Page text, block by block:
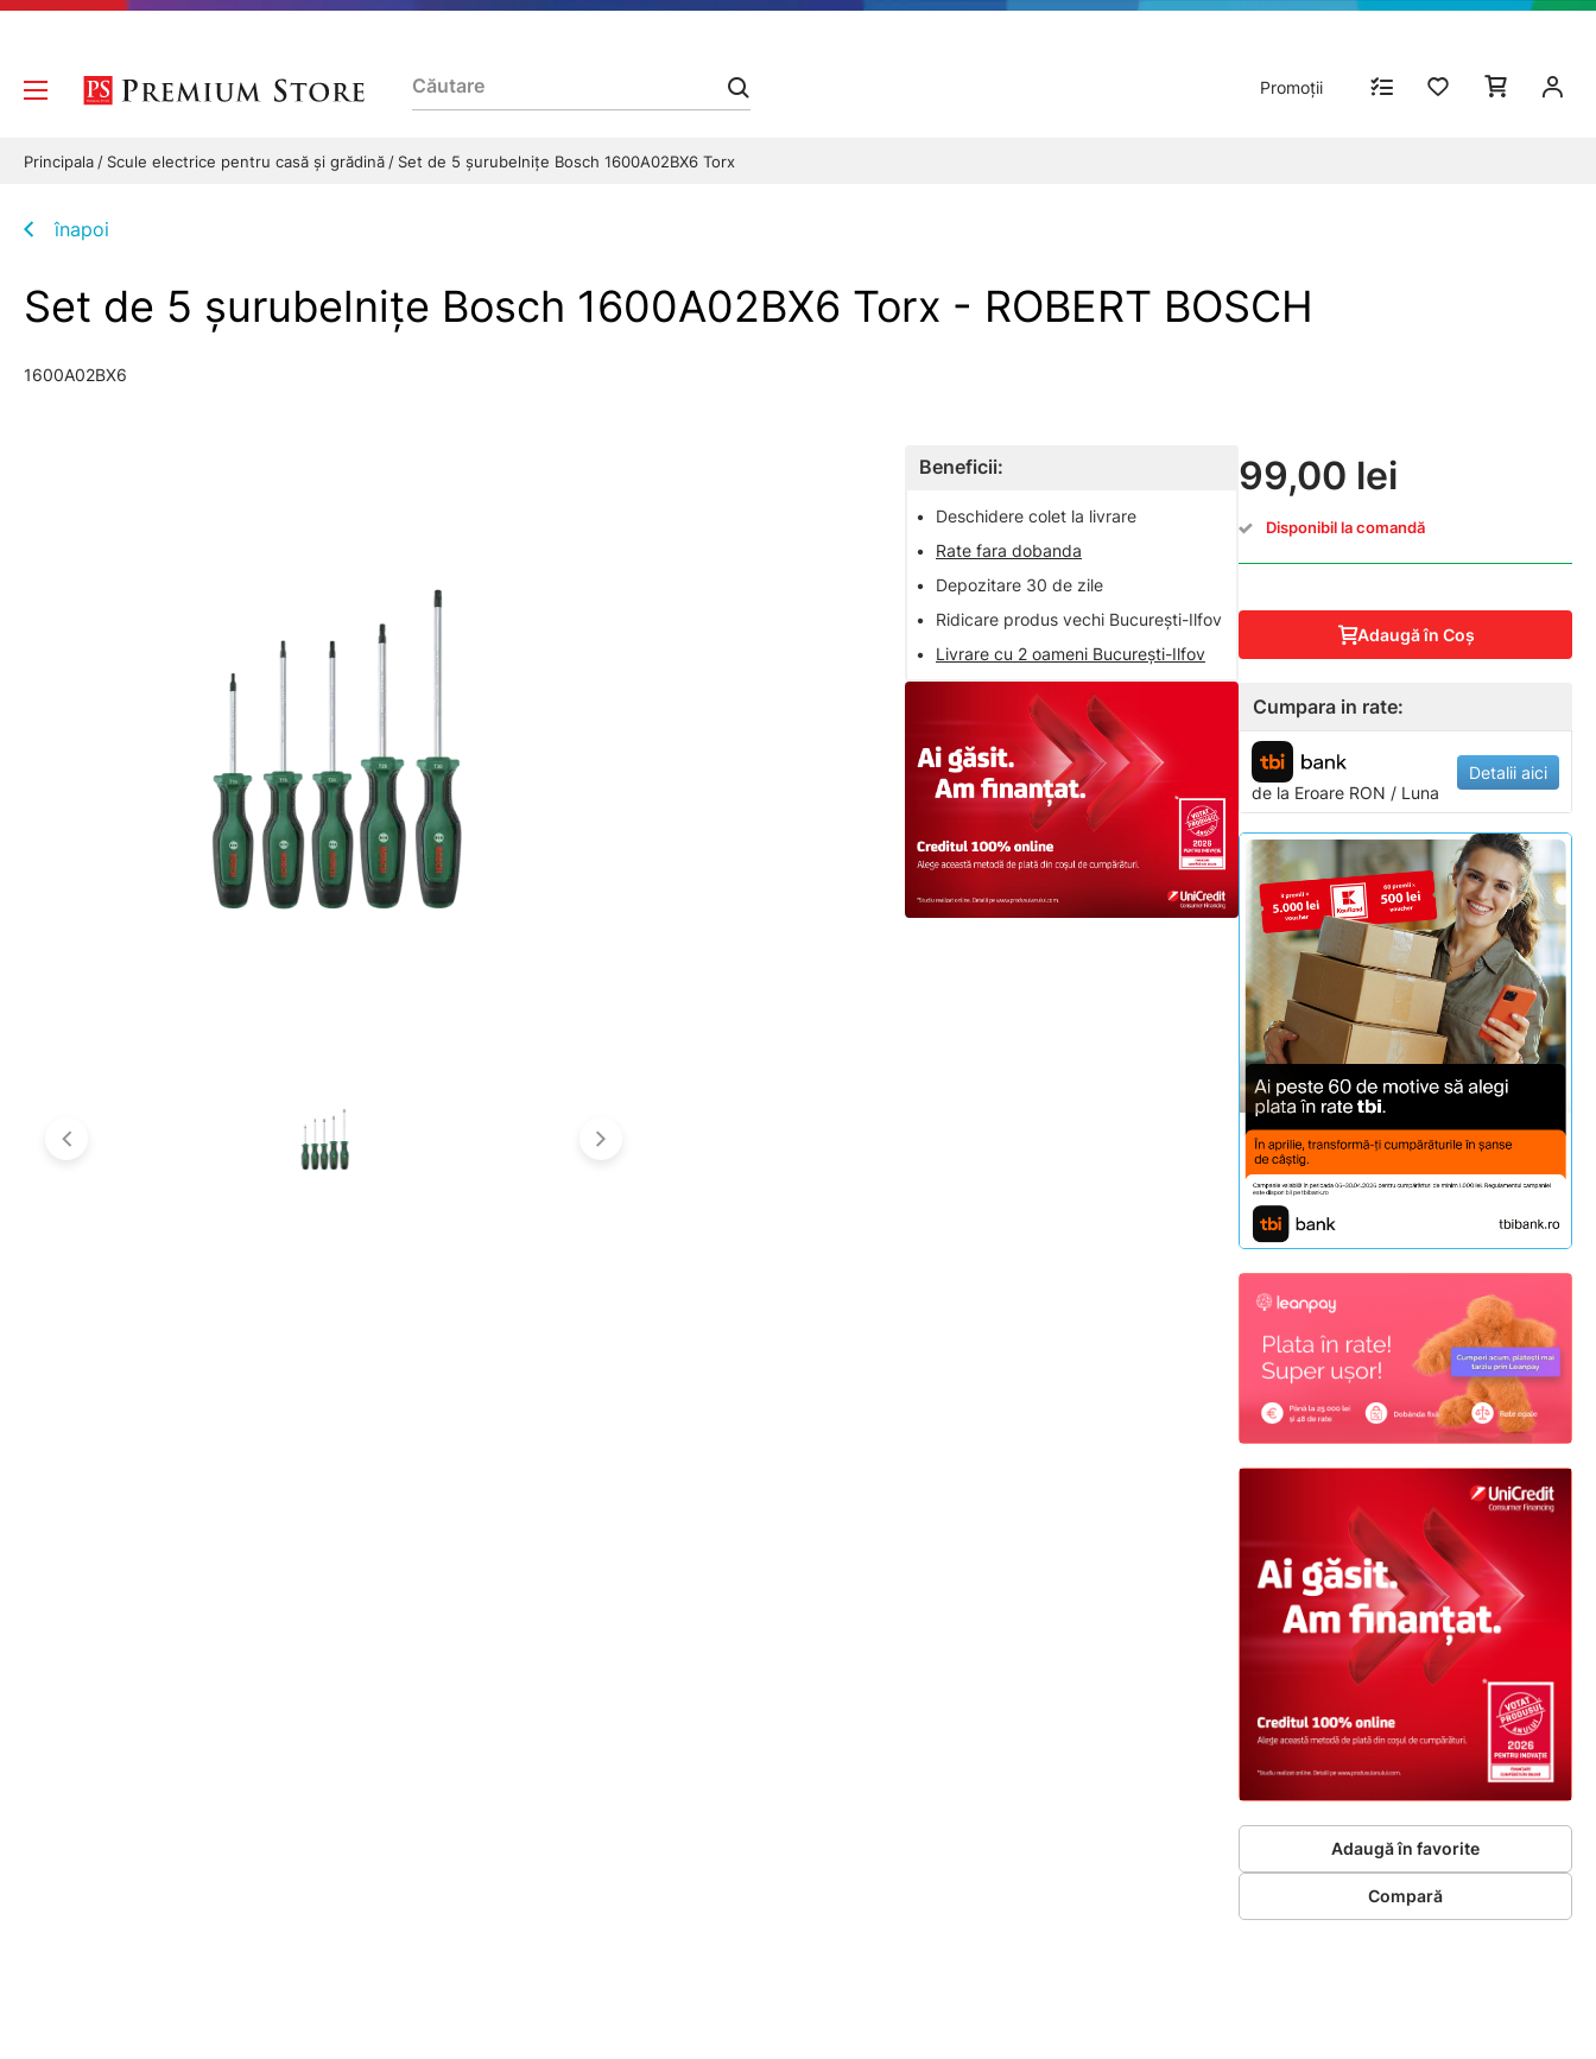
Promoții
Principala Scule electrice pentru casă și grădină Set de 5 şurubelniţe Bosch 1600A02BX6 Torx
înapoi
Set de 5 şurubelniţe Bosch 1600A02BX6 Torx - ROBERT BOSCH
1600A02BX6
Beneficii:
•
Deschidere colet la livrare
•
Rate fara dobanda
•
Depozitare 30 de zile
•
Ridicare produs vechi București-Ilfov
•
Livrare cu 2 oameni București-Ilfov
99,00 lei
Disponibil la comandă
Adaugă în Coş
Cumpara in rate:
de la Eroare RON / Luna
Detalii aici
Adaugă în favorite
Compară